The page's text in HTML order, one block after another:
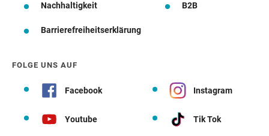
Nachhaltigkeit B2B
Barrierefreiheitserklärung
FOLGE UNS AUF
Facebook Instagram
Youtube Tik Tok